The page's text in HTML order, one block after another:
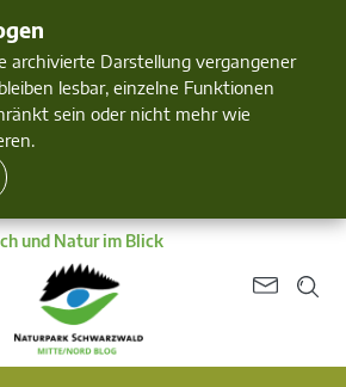
archivierte Darstellung vergangener
lesbar, einzelne Funktionen
sein oder nicht mehr wie
und Natur im Blick